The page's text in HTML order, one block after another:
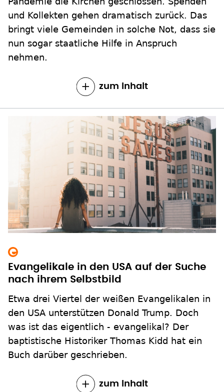
und Kollekten gehen dramatisch zurück. Das
bringt viele Gemeinden in solche Not, dass sie
nun sogar staatliche Hilfe in Anspruch
nehmen.
zum Inhalt
Evangelikale in den USA auf der Suche
nach ihrem Selbstbild
Etwa drei Viertel der weißen Evangelikalen in
den USA unterstützen Donald Trump. Doch
was ist das eigentlich - evangelikal? Der
baptistische Historiker Thomas Kidd hat ein
Buch darüber geschrieben.
zum Inhalt